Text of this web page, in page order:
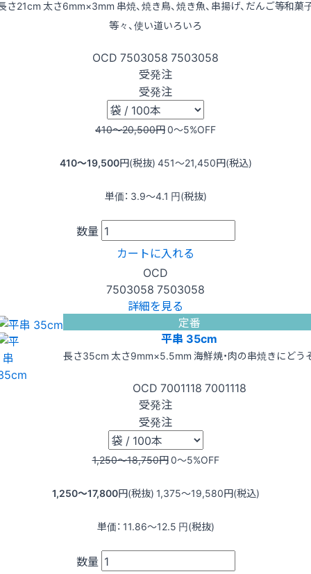
さ21cm 太さ6mm×3mm 串焼、焼き鳥、焼き魚、串揚げ、だんご等和菓
等々、使い道いろいろ
OCD 7503058 7503058
受発注
受発注
410〜20,500円0〜5%OFF
410〜19,500円(税抜) 451〜21,450円(税込)
単価： 3.9〜4.1 円(税抜)
数量
カートに入れる
OCD
7503058 7503058
詳細を見る
定番
平串 35cm
長さ35cm 太さ9mm×5.5mm 海鮮焼・肉の串焼きにどう
OCD 7001118 7001118
受発注
受発注
1,250〜18,750円0〜5%OFF
1,250〜17,800円(税抜) 1,375〜19,580円(税込)
単価： 11.86〜12.5 円(税抜)
数量